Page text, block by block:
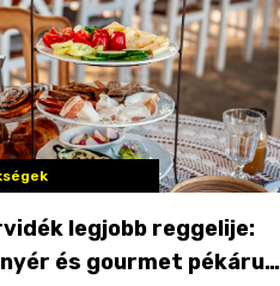
legjobb reggelije:
és gourmet pékáruk